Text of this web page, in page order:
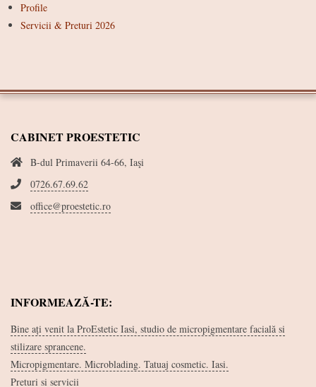
Profile
Servicii & Preturi 2026
CABINET PROESTETIC
B-dul Primaverii 64-66, Iaşi
0726.67.69.62
office@proestetic.ro
INFORMEAZĂ-TE:
Bine ați venit la ProEstetic Iasi, studio de micropigmentare facială si
stilizare sprancene.
Micropigmentare. Microblading. Tatuaj cosmetic. Iasi.
Preturi si servicii